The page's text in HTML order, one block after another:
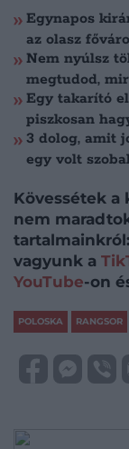
Egynapos
az olasz
Nem nyúlsz
megtudod,
Egy takarító
piszkosan
3 dolog, amit
egy volt
Kövessétek a
nem
vagyunk a
YouTube-on
POLOSKA RANGSOR